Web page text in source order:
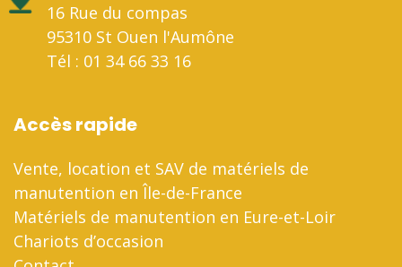
16 Rue du compas
95310 St Ouen l'Aumône
Tél : 01 34 66 33 16
Accès rapide
Vente, location et SAV de matériels de
manutention en Île-de-France
Matériels de manutention en Eure-et-Loir
Chariots d’occasion